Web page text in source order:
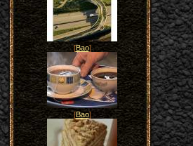
[Вао]
[Вао]